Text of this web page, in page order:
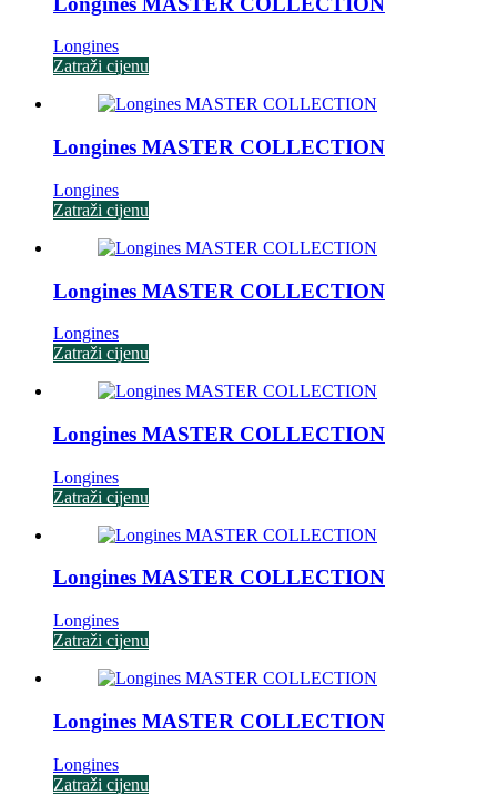
Longines
Zatraži cijenu
Longines MASTER COLLECTION
Longines
Zatraži cijenu
Longines MASTER COLLECTION
Longines
Zatraži cijenu
Longines MASTER COLLECTION
Longines
Zatraži cijenu
Longines MASTER COLLECTION
Longines
Zatraži cijenu
Longines MASTER COLLECTION
Longines
Zatraži cijenu